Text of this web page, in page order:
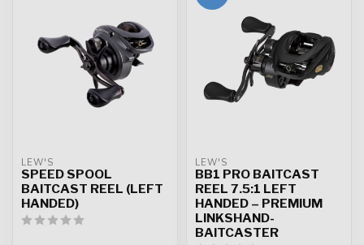
LEW'S
SPEED SPOOL
BAITCAST REEL (LEFT
HANDED)
LEW'S
BB1 PRO BAITCAST
REEL 7.5:1 LEFT
HANDED – PREMIUM
LINKSHAND-
BAITCASTER